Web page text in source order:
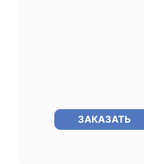
ЗАКАЗАТЬ